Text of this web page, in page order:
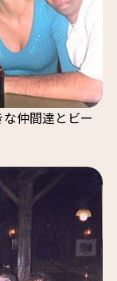
仲間達とビー